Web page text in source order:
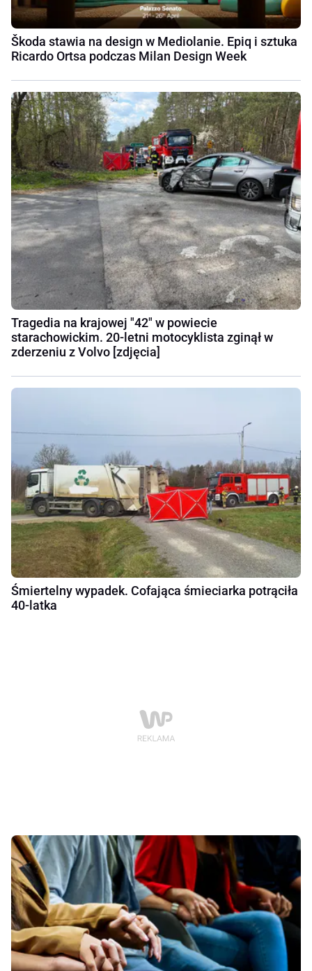
Škoda stawia na design w Mediolanie. Epiq i sztuka
Ricardo Ortsa podczas Milan Design Week
Tragedia na krajowej "42" w powiecie
starachowickim. 20-letni motocyklista zginął w
zderzeniu z Volvo [zdjęcia]
Śmiertelny wypadek. Cofająca śmieciarka potrąciła
40-latka